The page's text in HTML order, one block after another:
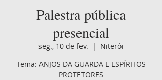
Palestra pública
presencial
seg., 10 de fev.
  |
Niterói
Tema: ANJOS DA GUARDA E ESPÍRITOS
PROTETORES